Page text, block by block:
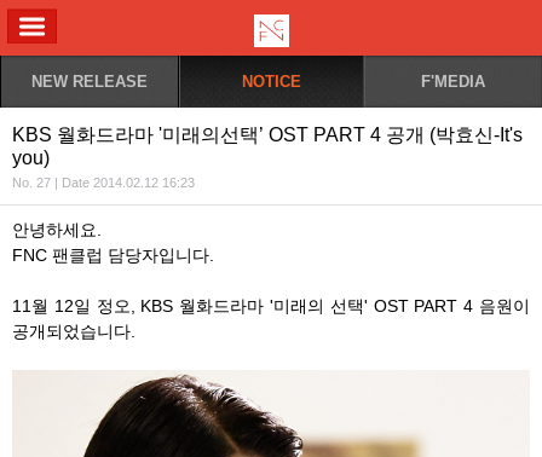
NEW RELEASE NOTICE F'MEDIA
KBS 월화드라마 '미래의선택’ OST PART 4 공개 (박효신-It's
you)
No. 27 | Date 2014.02.12 16:23
안녕하세요.
FNC 팬클럽 담당자입니다.
11월 12일 정오, KBS 월화드라마 '미래의 선택' OST PART 4 음원이
공개되었습니다.